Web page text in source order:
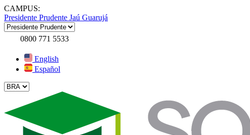
CAMPUS:
Presidente Prudente Jaú Guarujá
0800 771 5533
English
Español